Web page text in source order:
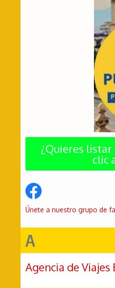
¿Quieres
clic
Únete a nuestro grupo de
A
Agencia de Viajes